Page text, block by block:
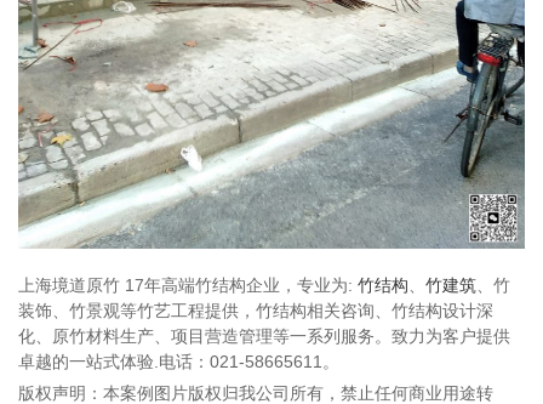
上海境道原竹 17年高端竹结构企业，专业为: 竹结构 竹建筑 、竹
装饰、竹景观等竹艺工程提供，竹结构相关咨询、竹结构设计深
化、原竹材料生产、项目营造管理等一系列服务。致力为客户提供
卓越的一站式体验.电话：021-58665611。
版权声明：本案例图片版权归我公司所有，禁止任何商业用途转